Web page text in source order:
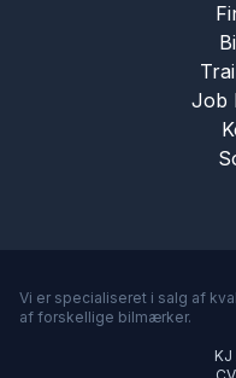
Job
Vi er specialiseret i salg af
af forskellige bilmærker.
KJ